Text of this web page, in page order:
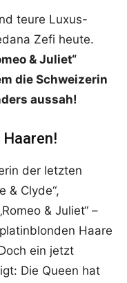
teure Luxus-
Zefi heute.
& Juliet“
die Schweizerin
aussah!
der letzten
& Clyde“,
& Juliet“ –
Haare
ein jetzt
Die Queen hat